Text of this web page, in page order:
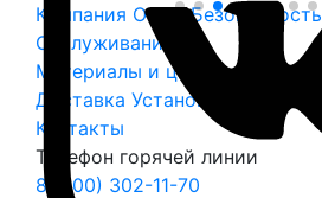
Компания О нас Безопасность
Обслуживание
Материалы и цвета
Доставка Установка
Контакты
Телефон горячей линии
8 (800) 302-11-70